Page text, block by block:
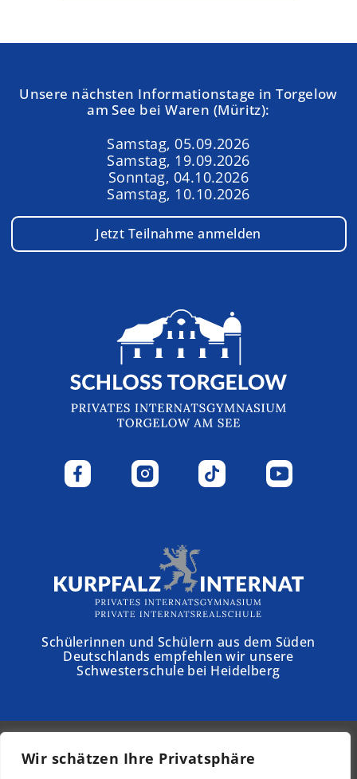
Wir schätzen Ihre Privatsphäre
Unsere nächsten Informationstage in Torgelow
am See bei Waren (Müritz):
Samstag, 05.09.2026
Samstag, 19.09.2026
Sonntag, 04.10.2026
Samstag, 10.10.2026
Jetzt Teilnahme anmelden
Schülerinnen und Schülern aus dem Süden
Deutschlands empfehlen wir unsere
Schwesterschule bei Heidelberg
© 2026 - Schloss Torgelow